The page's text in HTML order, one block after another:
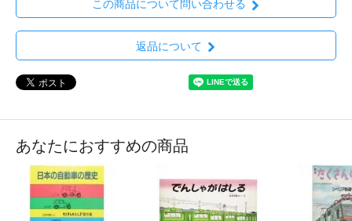
この商品について問い合わせる
返品について
あなたにおすすめの商品